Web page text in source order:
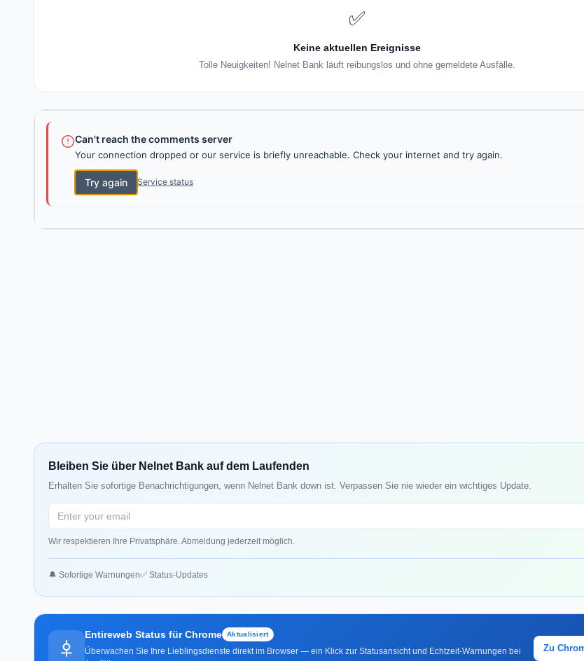
✅
Keine aktuellen Ereignisse
Tolle Neuigkeiten! Nelnet Bank läuft reibungslos und ohne gemeldete Ausfälle.
Can't reach the comments server
Your connection dropped or our service is briefly unreachable. Check your internet and try again.
Try again Service status
Bleiben Sie über Nelnet Bank auf dem Laufenden
Erhalten Sie sofortige Benachrichtigungen, wenn Nelnet Bank down ist. Verpassen Sie nie wieder ein wichtiges Update.
Wir respektieren Ihre Privatsphäre. Abmeldung jederzeit möglich.
🔔 Sofortige Warnungen✅ Status-Updates
Entireweb Status für Chrome Aktualisiert
Überwachen Sie Ihre Lieblingsdienste direkt im Browser — ein Klick zur Statusansicht und Echtzeit-Warnungen bei
Zu